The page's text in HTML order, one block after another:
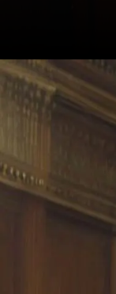
Opening